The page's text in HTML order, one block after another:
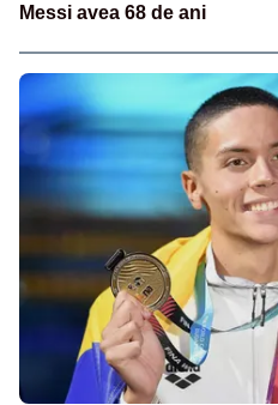
Messi avea 68 de ani